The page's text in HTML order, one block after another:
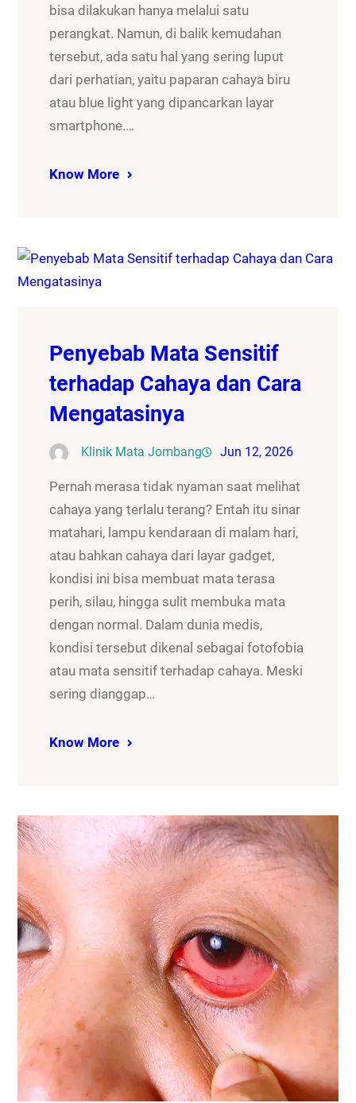
bisa dilakukan hanya melalui satu
perangkat. Namun, di balik kemudahan
tersebut, ada satu hal yang sering luput
dari perhatian, yaitu paparan cahaya biru
atau blue light yang dipancarkan layar
smartphone.…
Know More
Penyebab Mata Sensitif
terhadap Cahaya dan Cara
Mengatasinya
Klinik Mata Jombang Jun 12, 2026
Pernah merasa tidak nyaman saat melihat
cahaya yang terlalu terang? Entah itu sinar
matahari, lampu kendaraan di malam hari,
atau bahkan cahaya dari layar gadget,
kondisi ini bisa membuat mata terasa
perih, silau, hingga sulit membuka mata
dengan normal. Dalam dunia medis,
kondisi tersebut dikenal sebagai fotofobia
atau mata sensitif terhadap cahaya. Meski
sering dianggap…
Know More